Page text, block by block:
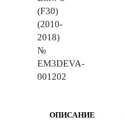
ОПИСАНИЕ